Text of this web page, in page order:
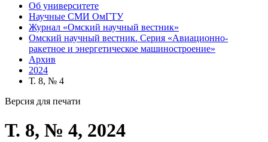
Об университете
Научные СМИ ОмГТУ
Журнал «Омский научный вестник»
Омский научный вестник. Серия «Авиационно-
ракетное и энергетическое машиностроение»
Архив
2024
Т. 8, № 4
Версия для печати
Т. 8, № 4, 2024